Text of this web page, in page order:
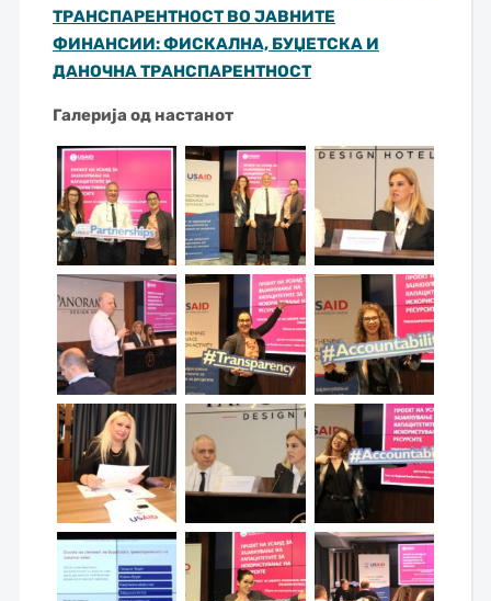
ТРАНСПАРЕНТНОСТ ВО ЈАВНИТЕ
ФИНАНСИИ: ФИСКАЛНА, БУЏЕТСКА И
ДАНОЧНА ТРАНСПАРЕНТНОСТ
Галерија од настанот